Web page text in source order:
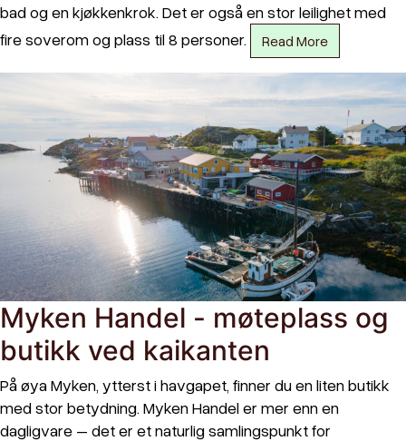
bad og en kjøkkenkrok. Det er også en stor leilighet med
fire soverom og plass til 8 personer.
Read More
Myken Handel - møteplass og
butikk ved kaikanten
På øya Myken, ytterst i havgapet, finner du en liten butikk
med stor betydning. Myken Handel er mer enn en
dagligvare – det er et naturlig samlingspunkt for